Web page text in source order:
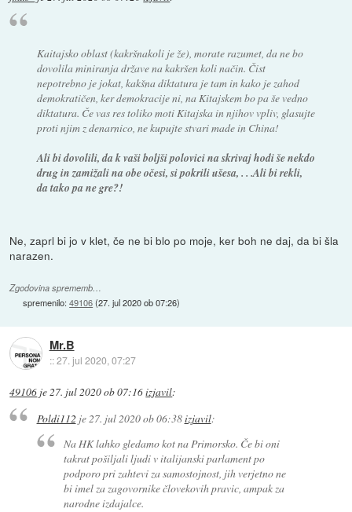
Kaitajsko oblast (kakršnakoli je že), morate razumet, da ne bo
dovolila miniranja države na kakršen koli način. Čist
nepotrebno je jokat, kakšna diktatura je tam in kako je zahod
demokratičen, ker demokracije ni, na Kitajskem bo pa še vedno
diktatura. Če vas res toliko moti Kitajska in njihov vpliv, glasujte
proti njim z denarnico, ne kupujte stvari made in China!
Ali bi dovolili, da k vaši boljši polovici na skrivaj hodi še nekdo
drug in zamižali na obe očesi, si pokrili ušesa, . . .Ali bi rekli,
da tako pa ne gre?!
Ne, zaprl bi jo v klet, če ne bi blo po moje, ker boh ne daj, da bi šla
narazen.
Zgodovina sprememb…
spremenilo:49106(27. jul 2020 ob 07:26)
Mr.B
::27. jul 2020, 07:27
49106 je27. jul 2020 ob 07:16izjavil:
Poldi112je 27. jul 2020 ob 06:38izjavil:
Na HK lahko gledamo kot na Primorsko. Če bi oni
takrat pošiljali ljudi v italijanski parlament po
podporo pri zahtevi za samostojnost, jih verjetno ne
bi imel za zagovornike človekovih pravic, ampak za
narodne izdajalce.